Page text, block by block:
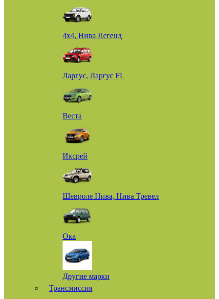
4х4, Нива Легенд
Ларгус, Ларгус FL
Веста
Иксрей
Шевроле Нива, Нива Тревел
Ока
Другие марки
Трансмиссия